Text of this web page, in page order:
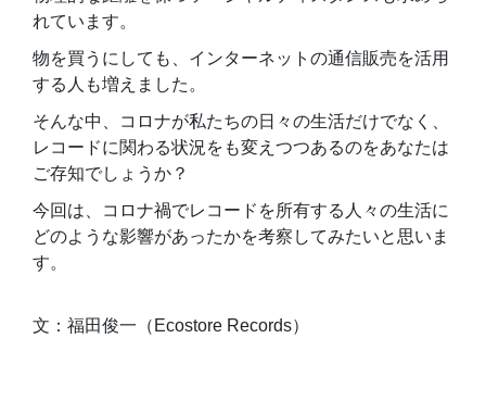
れています。
物を買うにしても、インターネットの通信販売を活用
する人も増えました。
そんな中、コロナが私たちの日々の生活だけでなく、
レコードに関わる状況をも変えつつあるのをあなたは
ご存知でしょうか？
今回は、コロナ禍でレコードを所有する人々の生活に
どのような影響があったかを考察してみたいと思いま
す。
文：福田俊一（Ecostore Records）